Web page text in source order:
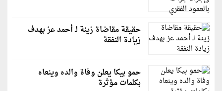
حقيقة مقاضاة زينة لـ أحمد عز بهدف
زيادة النفقة
حمو بيكا يعلن وفاة والده وينعاه
بكلمات مؤثرة